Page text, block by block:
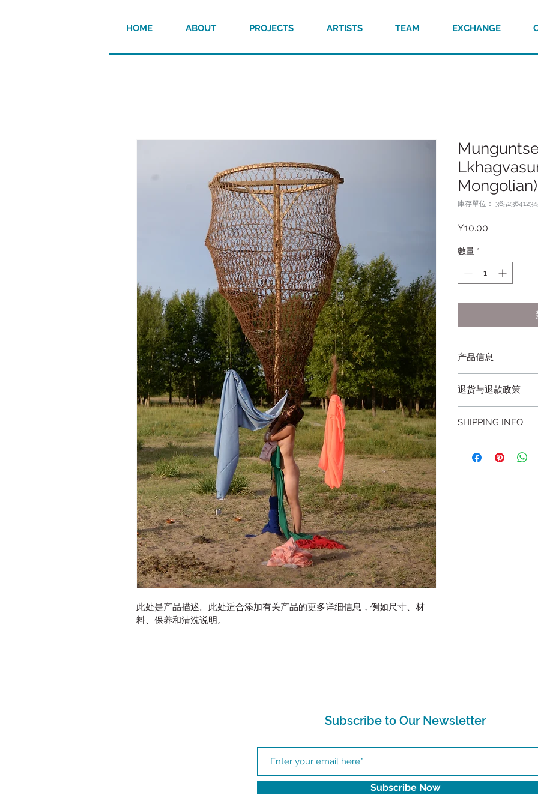
HOME ABOUT PROJECTS ARTISTS TEAM EXCHANGE
此处是产品描述。此处适合添加有关产品的更多详细信息，例如尺寸、材
料、保养和清洗说明。
Mongolian)
庫存單位：
¥10.00
數量 *
产品信息
如尺寸、材料、保养
产品的独特之处，以
希望能在购买之前清
退货与退款政策
满意的产品。退款或
SHIPPING INFO
information about
Subscribe to Our Newsletter
Subscribe Now